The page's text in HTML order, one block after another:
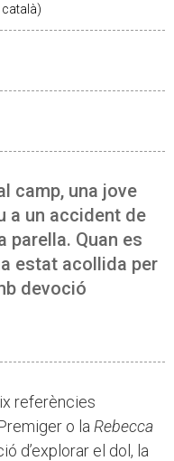
camp, una jove
a un accident de
parella. Quan es
estat acollida per
devoció
referències
o la Rebecca
d’explorar el dol, la